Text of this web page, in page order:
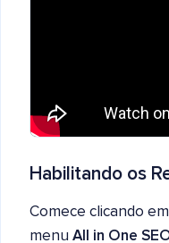
Habilitando os
Comece clicando em
menu All in One